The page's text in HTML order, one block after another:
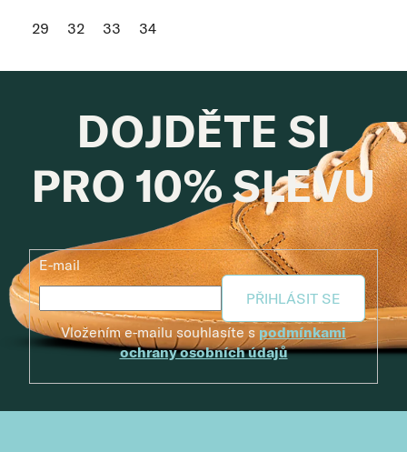
29 32 33 34
DOJDĚTE SI
PRO 10% SLEVU
E-mail
PŘIHLÁSIT SE
Vložením e-mailu souhlasíte s podmínkami
ochrany osobních údajů